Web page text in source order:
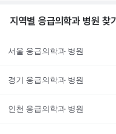
지역별 응급의학과 병원 찾기
서울 응급의학과 병원
경기 응급의학과 병원
인천 응급의학과 병원